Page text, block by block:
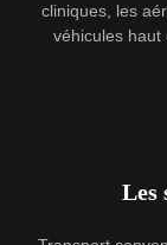
cliniques, les
véhicules haut
Les